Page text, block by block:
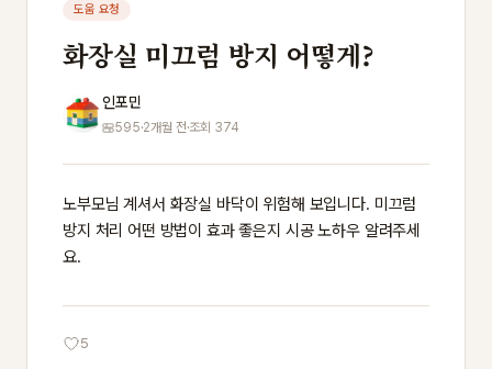
도움 요청
화장실 미끄럼 방지 어떻게?
인포민
595·2개월 전·조회 374
노부모님 계셔서 화장실 바닥이 위험해 보입니다. 미끄럼
방지 처리 어떤 방법이 효과 좋은지 시공 노하우 알려주세
요.
5